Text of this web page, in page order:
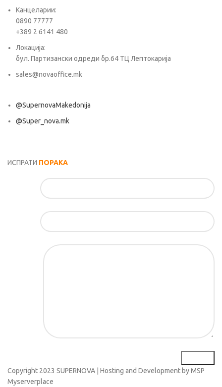
Канцеларии:
0890 77777
+389 2 6141 480
Локација:
бул. Партизански одреди бр.64 ТЦ Лептокарија
sales@novaoffice.mk
@SupernovaMakedonija
@Super_nova.mk
ИСПРАТИ ПОРАКА
Copyright 2023 SUPERNOVA | Hosting and Development by MSP
Myserverplace